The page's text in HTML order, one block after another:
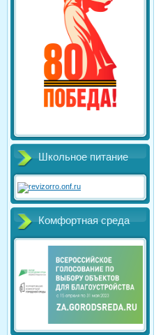
Школьное питание
Комфортная среда